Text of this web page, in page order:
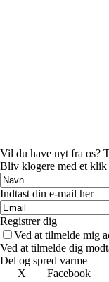
Vil du have nyt fra os?
Bliv klogere med et klik
Indtast din e-mail her
Registrer dig
Ved at tilmelde mig
Ved at tilmelde dig
Del og spred varme
X
Facebook